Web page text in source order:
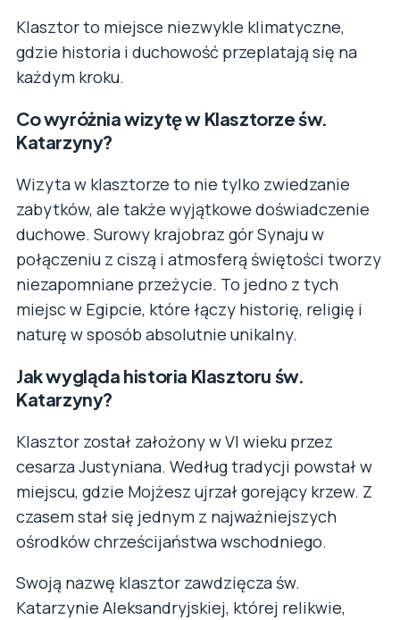
Klasztor to miejsce niezwykle klimatyczne,
gdzie historia i duchowość przeplatają się na
każdym kroku.
Co wyróżnia wizytę w Klasztorze św.
Katarzyny?
Wizyta w klasztorze to nie tylko zwiedzanie
zabytków, ale także wyjątkowe doświadczenie
duchowe. Surowy krajobraz gór Synaju w
połączeniu z ciszą i atmosferą świętości tworzy
niezapomniane przeżycie. To jedno z tych
miejsc w Egipcie, które łączy historię, religię i
naturę w sposób absolutnie unikalny.
Jak wygląda historia Klasztoru św.
Katarzyny?
Klasztor został założony w VI wieku przez
cesarza Justyniana. Według tradycji powstał w
miejscu, gdzie Mojżesz ujrzał gorejący krzew. Z
czasem stał się jednym z najważniejszych
ośrodków chrześcijaństwa wschodniego.
Swoją nazwę klasztor zawdzięcza św.
Katarzynie Aleksandryjskiej, której relikwie,